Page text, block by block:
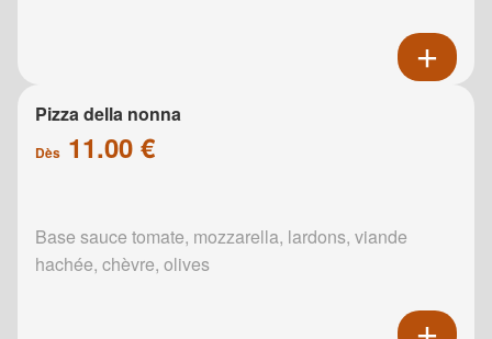
Pizza della nonna
Dès 11.00 €
Base sauce tomate, mozzarella, lardons, viande
hachée, chèvre, olives